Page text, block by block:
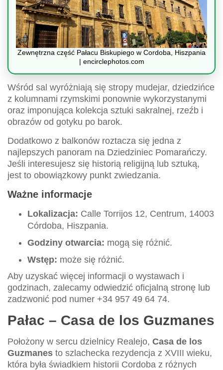
Zewnętrzna część Pałacu Biskupiego w Cordoba, Hiszpania
| encirclephotos.com
Wśród sal wyróżniają się stropy mudejar, dziedzińce
z kolumnami rzymskimi ponownie wykorzystanymi
oraz imponująca kolekcja sztuki sakralnej, rzeźb i
obrazów od gotyku po barok.
Dodatkowo z balkonów roztacza się jedna z
najlepszych panoram na Dziedziniec Pomarańczy.
Jeśli interesujesz się historią religijną lub sztuką,
jest to obowiązkowy punkt zwiedzania.
Ważne informacje
Lokalizacja: Calle Torrijos 12, Centrum, 14003
Córdoba, Hiszpania.
Godziny otwarcia: mogą się różnić.
Wstęp: może się różnić.
Aby uzyskać więcej informacji o wystawach i
godzinach, zalecamy odwiedzić oficjalną stronę lub
zadzwonić pod numer +34 957 49 64 74.
Pałac – Casa de los Guzmanes
Położony w sercu dzielnicy Realejo, Casa de los
Guzmanes to szlachecka rezydencja z XVIII wieku,
która była świadkiem historii Cordoba z różnych